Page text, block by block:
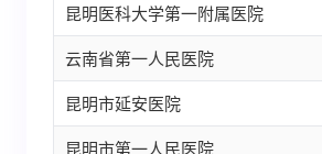
昆明医科大学第一附属医院
云南省第一人民医院
昆明市延安医院
昆明市第一人民医院